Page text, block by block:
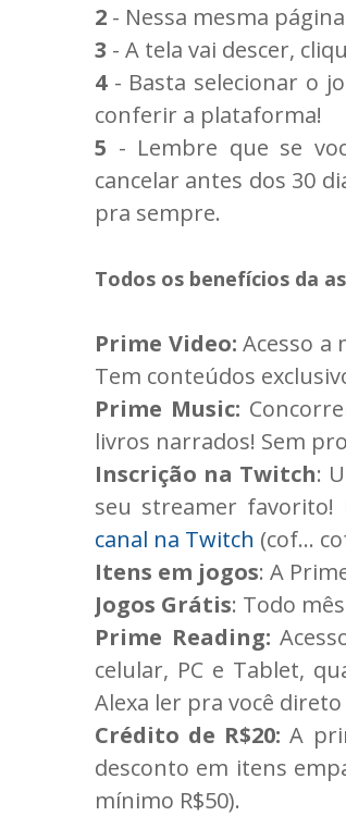
2 - Nessa mesma
3 - A tela vai descer,
4- Basta selecionar o
conferir a plataforma!
5 - Lembre que se
cancelar antes dos 30
pra sempre.
Todos os benefícios da
Prime Video: Acesso a
Tem conteúdos
Prime Music:
livros narrados! Sem
Inscrição na Twitch:
seu streamer favorito!
canal na Twitch (cof...
Itens em jogos: A
Jogos Grátis: Todo
Prime Reading:
celular, PC e Tablet,
Alexa ler pra você
Crédito de R$20: A
desconto em itens
mínimo R$50).